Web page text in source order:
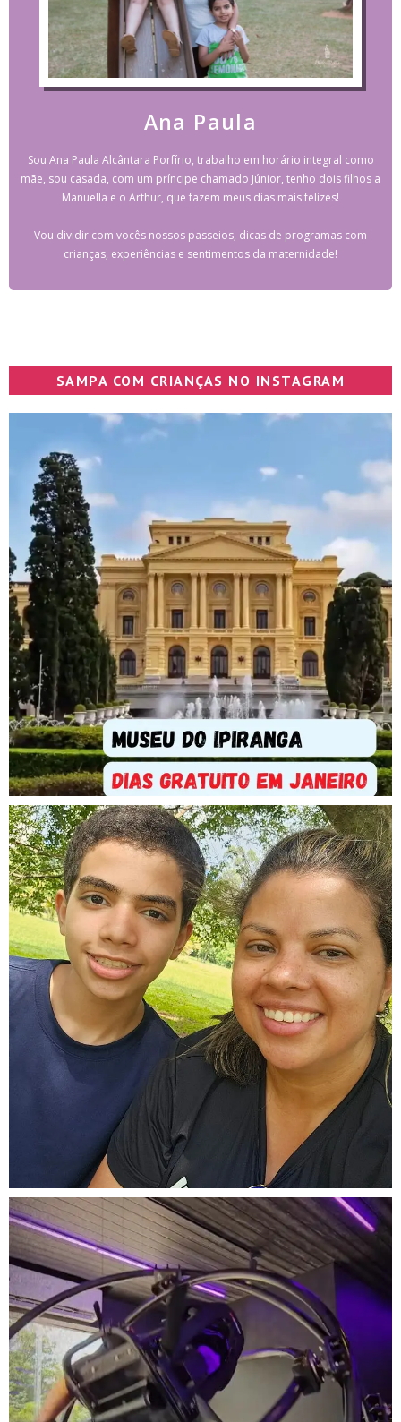
Ana Paula
Sou Ana Paula Alcântara Porfírio, trabalho em horário integral como
mãe, sou casada, com um príncipe chamado Júnior, tenho dois filhos a
Manuella e o Arthur, que fazem meus dias mais felizes!
Vou dividir com vocês nossos passeios, dicas de programas com
crianças, experiências e sentimentos da maternidade!
SAMPA COM CRIANÇAS NO INSTAGRAM